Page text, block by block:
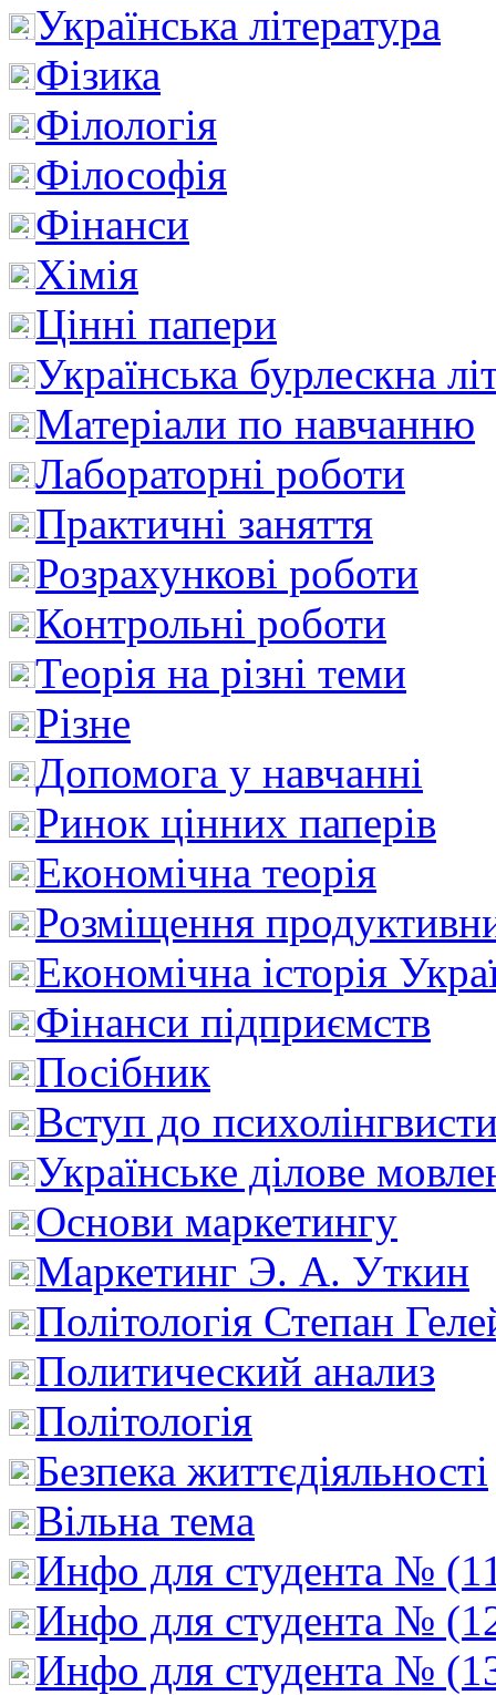
Українська література
Фізика
Філологія
Філософія
Фінанси
Хімія
Цінні папери
Українська бурлескна
Матеріали по навчанню
Лабораторні роботи
Практичні заняття
Розрахункові роботи
Контрольні роботи
Теорія на різні теми
Різне
Допомога у навчанні
Ринок цінних паперів
Економічна теорія
Розміщення
Економічна історія
Фінанси підприємств
Посібник
Вступ до
Українське ділове
Основи маркетингу
Маркетинг Э. А. Уткин
Політологія Степан
Политический анализ
Політологія
Безпека життєдіяльності
Вільна тема
Инфо для студента №
Инфо для студента №
Инфо для студента №